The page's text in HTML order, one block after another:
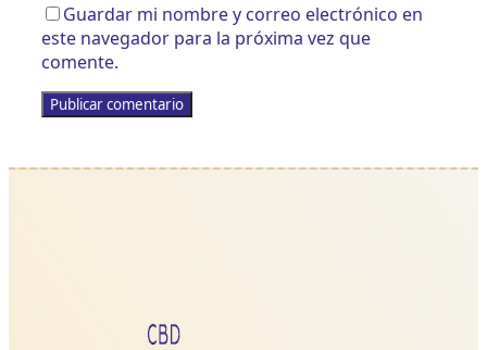
Guardar mi nombre y correo electrónico en
este navegador para la próxima vez que
comente.